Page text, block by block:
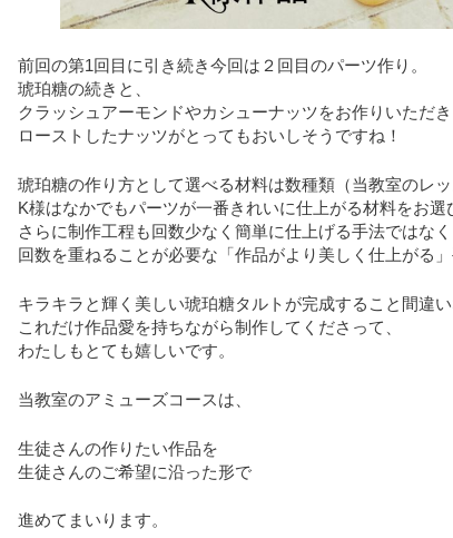
前回の第1回目に引き続き今回は２回目のパーツ作り。
琥珀糖の続きと、
クラッシュアーモンドやカシューナッツをお作りいただき
ローストしたナッツがとってもおいしそうですね！
琥珀糖の作り方として選べる材料は数種類（当教室のレ
K様はなかでもパーツが一番きれいに仕上がる材料をお選
さらに制作工程も回数少なく簡単に仕上げる手法ではなく
回数を重ねることが必要な「作品がより美しく仕上がる
キラキラと輝く美しい琥珀糖タルトが完成すること間違い
これだけ作品愛を持ちながら制作してくださって、
わたしもとても嬉しいです。
当教室のアミューズコースは、
生徒さんの作りたい作品を
生徒さんのご希望に沿った形で
進めてまいります。